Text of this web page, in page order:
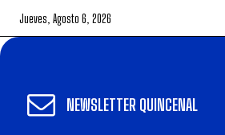
Jueves, Agosto 6, 2026
NEWSLETTER QUINCENAL